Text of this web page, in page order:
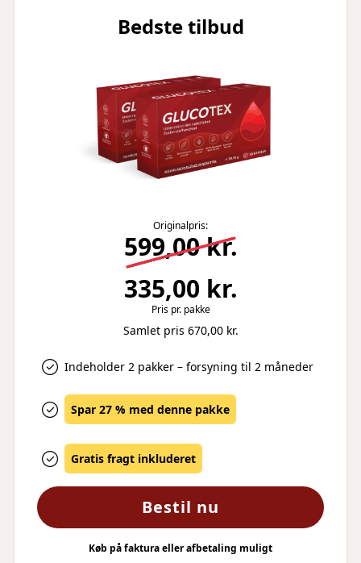
Bedste tilbud
Originalpris:
599,00 kr.
335,00 kr.
Pris pr. pakke
Samlet pris 670,00 kr.
Indeholder 2 pakker – forsyning til 2 måneder
Spar 27 % med denne pakke
Gratis fragt inkluderet
Bestil nu
Køb på faktura eller afbetaling muligt